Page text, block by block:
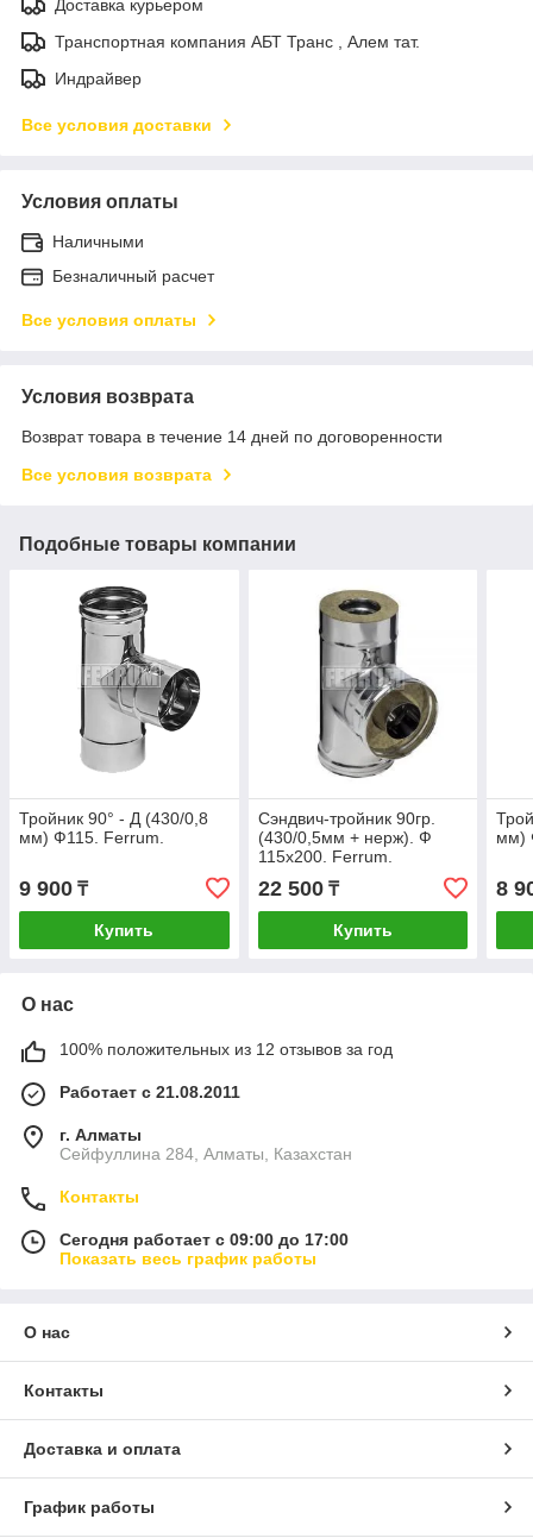
Доставка курьером
Транспортная компания АБТ Транс , Алем тат.
Индрайвер
Все условия доставки
Условия оплаты
Наличными
Безналичный расчет
Все условия оплаты
Условия возврата
Возврат товара в течение 14 дней по договоренности
Все условия возврата
Подобные товары компании
Тройник 90° - Д (430/0,8
мм) Ф115. Ferrum.
9 900 ₸
Купить
Сэндвич-тройник 90гр.
(430/0,5мм + нерж). Ф
115х200. Ferrum.
22 500₸
Купить
мм)
8
О нас
100% положительных из 12 отзывов за год
Работает с 21.08.2011
г. Алматы
Сейфуллина 284, Алматы, Казахстан
Контакты
Сегодня работает с 09:00 до 17:00
Показать весь график работы
О нас
Контакты
Доставка и оплата
График работы